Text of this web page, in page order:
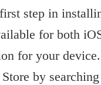
step in
for both
for your
by